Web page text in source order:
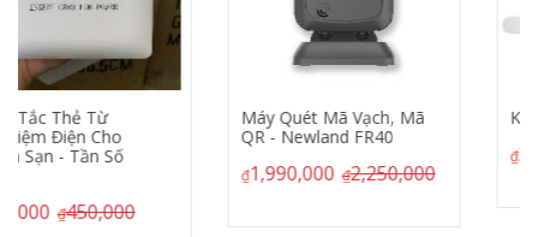
Máy Quét Mã Vạch, Mã
QR - Newland FR40
1,990,000
Khóa Thẻ Từ HL8503